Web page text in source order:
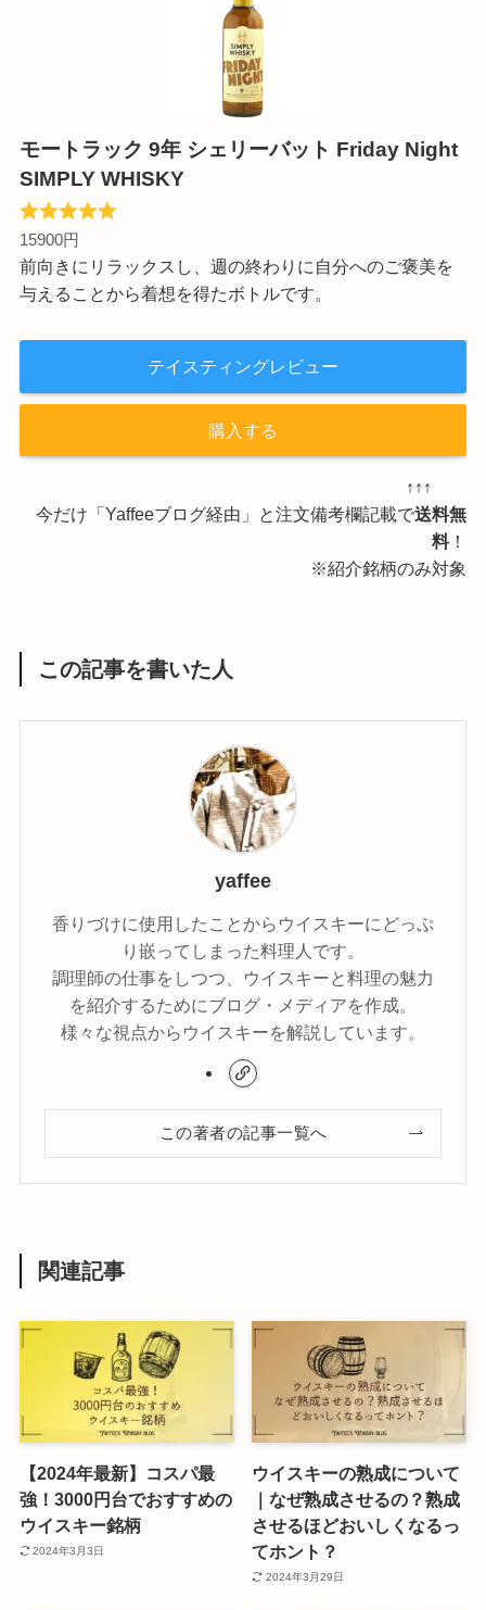
モートラック 9年 シェリーバット Friday Night
SIMPLY WHISKY
15900円
前向きにリラックスし、週の終わりに自分へのご褒美を
与えることから着想を得たボトルです。
テイスティングレビュー
購入する
↑↑↑
今だけ「Yaffeeブログ経由」と注文備考欄記載で送料無
料！
※紹介銘柄のみ対象
この記事を書いた人
yaffee
香りづけに使用したことからウイスキーにどっぷ
り嵌ってしまった料理人です。
調理師の仕事をしつつ、ウイスキーと料理の魅力
を紹介するためにブログ・メディアを作成。
様々な視点からウイスキーを解説しています。
この著者の記事一覧へ
関連記事
【2024年最新】コスパ最
強！3000円台でおすすめの
ウイスキー銘柄
2024年3月3日
ウイスキーの熟成について
｜なぜ熟成させるの？熟成
させるほどおいしくなるっ
てホント？
2024年3月29日